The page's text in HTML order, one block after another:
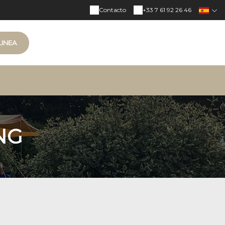
+33 7 61 92 26 46
Contacto